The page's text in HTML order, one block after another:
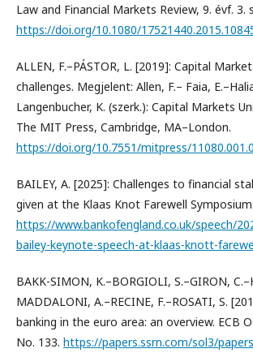
Law and Financial Markets Review, 9. évf. 3.
https://doi.org/10.1080/
ALLEN, F.–PÁSTOR, L. [2019]: Capital
challenges. Megjelent: Allen, F.– Faia,
Langenbucher, K. (szerk.): Capital Markets
The MIT Press, Cambridge, MA–London.
https://doi.org/10.7551/mitpress/
BAILEY, A. [2025]: Challenges to financial
given at the Klaas Knot Farewell Symposium.
https://www.bankofengland.co.uk/speech/
bailey-keynote-speech-at-klaas-knott-
BAKK-SIMON, K.–BORGIOLI, S.–GIRON,
MADDALONI, A.–RECINE, F.–ROSATI, S.
banking in the euro area: an overview. ECB
No. 133. https://papers.ssrn.com/sol3/